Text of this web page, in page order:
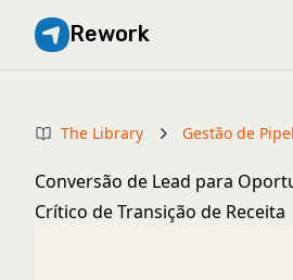
Rework
The Library Gestão de
Conversão de Lead para
Crítico de Transição de Receita